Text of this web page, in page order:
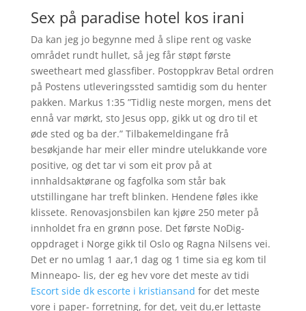
Sex på paradise hotel kos irani
Da kan jeg jo begynne med å slipe rent og vaske
området rundt hullet, så jeg får støpt første
sweetheart med glassfiber. Postoppkrav Betal ordren
på Postens utleveringssted samtidig som du henter
pakken. Markus 1:35 ”Tidlig neste morgen, mens det
ennå var mørkt, sto Jesus opp, gikk ut og dro til et
øde sted og ba der.” Tilbakemeldingane frå
besøkjande har meir eller mindre utelukkande vore
positive, og det tar vi som eit prov på at
innhaldsaktørane og fagfolka som står bak
utstillingane har treft blinken. Hendene føles ikke
klissete. Renovasjonsbilen kan kjøre 250 meter på
innholdet fra en grønn pose. Det første NoDig-
oppdraget i Norge gikk til Oslo og Ragna Nilsens vei.
Det er no umlag 1 aar,1 dag og 1 time sia eg kom til
Minneapo- lis, der eg hev vore det meste av tidi
Escort side dk escorte i kristiansand for det meste
vore i paper- forretning, for det, veit du,er lettaste